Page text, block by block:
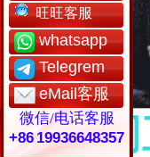
旺旺客服
whatsapp
Telegrem
eMail客服
微信/电话客服
+86 19936648357